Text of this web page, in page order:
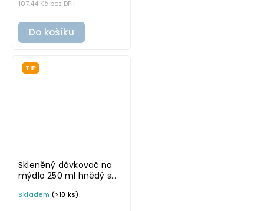
107,44 Kč bez DPH
Do košíku
TIP
Skleněný dávkovač na
mýdlo 250 ml hnědý s
pumpičkou MONA
Skladem (>10 ks)